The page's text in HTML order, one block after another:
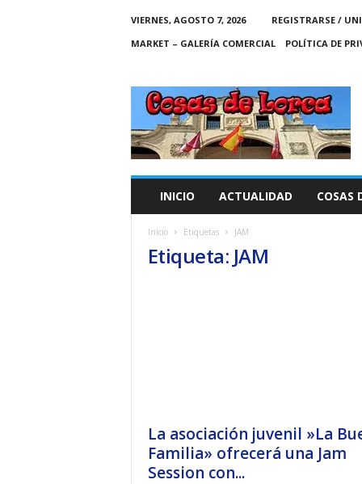
VIERNES, AGOSTO 7, 2026
REGISTRARSE /
MARKET – GALERÍA COMERCIAL
POLÍTICA DE
C
A
S
INICIO ACTUALIDAD COSAS
Inicio Etiquetas JAM
Etiqueta: JAM
La asociación juvenil »La
Familia» ofrecerá una Jam
Session con...